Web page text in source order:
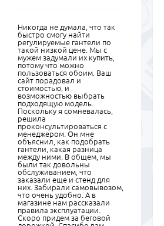
Никогда не думала, что так
быстро смогу найти
регулируемые гантели по
такой низкой цене. Мы с
мужем задумали их купить,
потому что можно
пользоваться обоим. Ваш
сайт порадовал и
стоимостью, и
возможностью выбрать
подходящую модель.
Поскольку я сомневалась,
решила
проконсультироваться с
менеджером. Он мне
объяснил, как подобрать
гантели, какая разница
между ними. В общем, мы
были так довольны
обслуживанием, что
заказали еще и стенд для
них. Забирали самовывозом,
что очень удобно. А в
магазине нам рассказали
правила эксплуатации.
Скоро придем за беговой